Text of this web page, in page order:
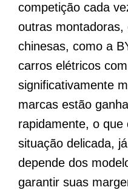
competição cada
outras montadoras,
chinesas, como a
carros elétricos
significativamente
marcas estão
rapidamente, o que
situação delicada,
depende dos
garantir suas